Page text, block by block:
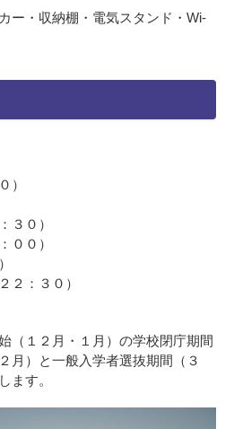
ー・収納棚・電気スタンド・Wi-
）
３０）
００）
２：３０）
（１２月・１月）の学校閉庁期間
月）と一般入学者選抜期間（３
ます。